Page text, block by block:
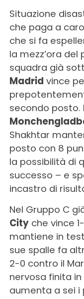
Situazione
che paga a
che si fa
la mezz’ora
squadra già
Madrid vince
secondo posto.
Shakhtar
posto con 8
la possibilità di
successo – e
incastro di
Nel Gruppo C
Cityche vince
mantiene in
sue spalle fa
2-0 contro il
nervosa finita
aumenta a sei